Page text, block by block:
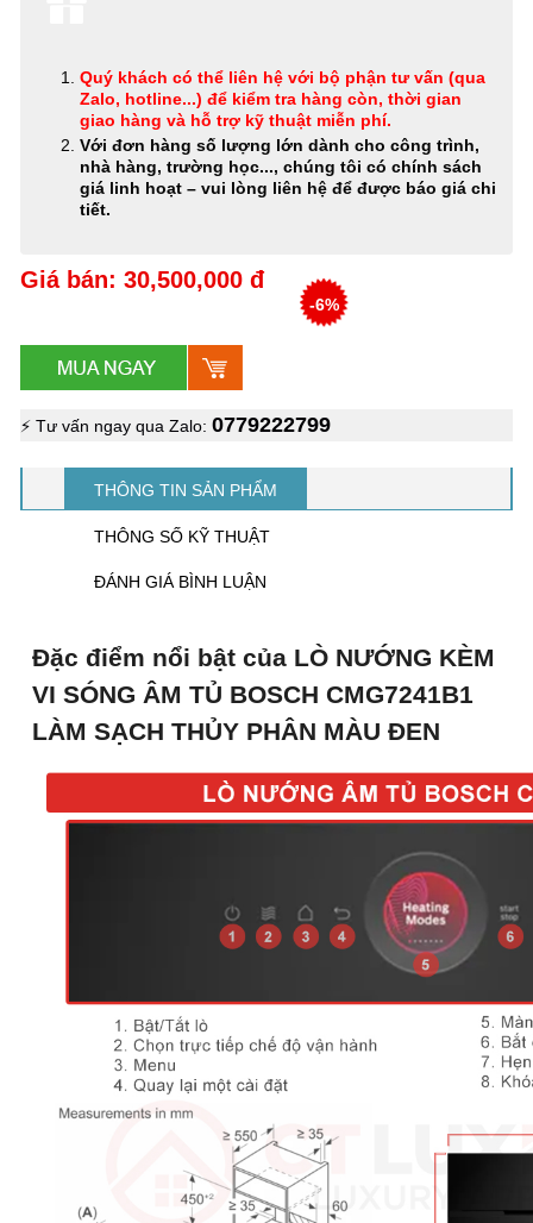
Quý khách có thể liên hệ với bộ phận tư vấn (qua
Zalo, hotline...) để kiểm tra hàng còn, thời gian
giao hàng và hỗ trợ kỹ thuật miễn phí.
Với đơn hàng số lượng lớn dành cho công trình,
nhà hàng, trường học..., chúng tôi có chính sách
giá linh hoạt – vui lòng liên hệ để được báo giá chi
tiết.
Giá bán: 30,500,000 đ
-6%
⚡ Tư vấn ngay qua Zalo: 0779222799
THÔNG TIN SẢN PHẨM
THÔNG SỐ KỸ THUẬT
ĐÁNH GIÁ BÌNH LUẬN
Đặc điểm nổi bật của LÒ NƯỚNG KÈM
VI SÓNG ÂM TỦ BOSCH CMG7241B1
LÀM SẠCH THỦY PHÂN MÀU ĐEN